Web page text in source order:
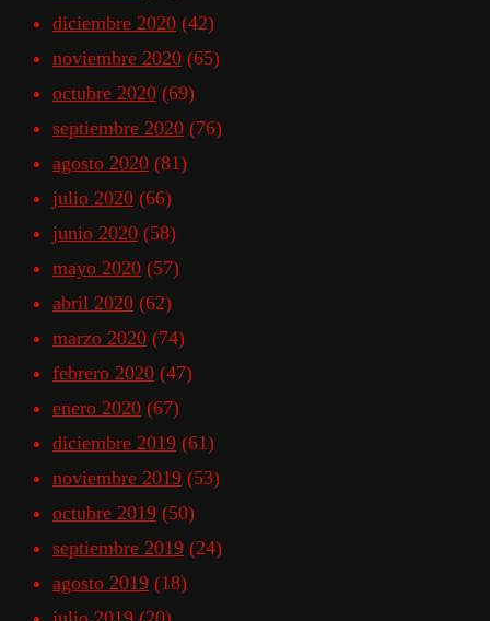
diciembre 2020 (42)
noviembre 2020 (65)
octubre 2020 (69)
septiembre 2020 (76)
agosto 2020 (81)
julio 2020 (66)
junio 2020 (58)
mayo 2020 (57)
abril 2020 (62)
marzo 2020 (74)
febrero 2020 (47)
enero 2020 (67)
diciembre 2019 (61)
noviembre 2019 (53)
octubre 2019 (50)
septiembre 2019 (24)
agosto 2019 (18)